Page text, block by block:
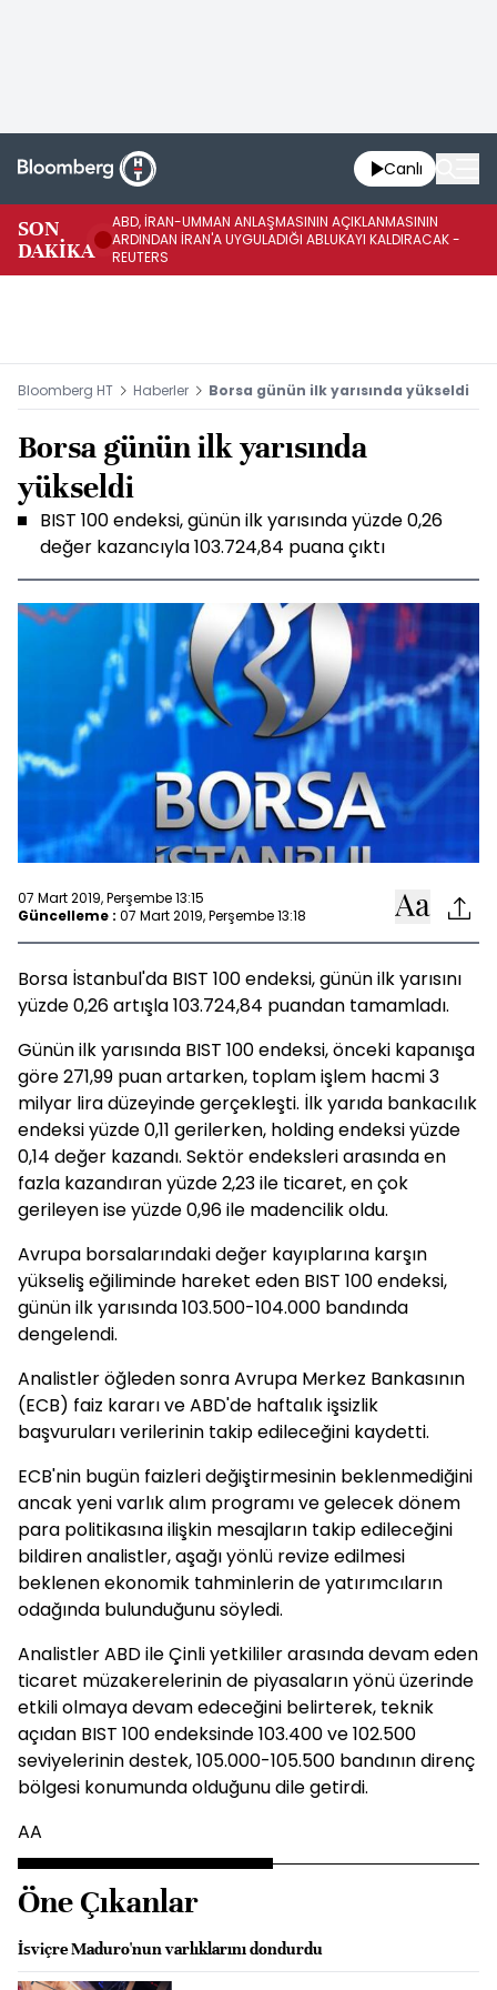
Canlı
SON
DAKİKA
ABD, İRAN-UMMAN ANLAŞMASININ AÇIKLANMASININ
ARDINDAN İRAN'A UYGULADIĞI ABLUKAYI KALDIRACAK -
REUTERS
Bloomberg HT Haberler Borsa günün ilk yarısında yükseldi
Borsa günün ilk yarısında
yükseldi
BIST 100 endeksi, günün ilk yarısında yüzde 0,26
değer kazancıyla 103.724,84 puana çıktı
07 Mart 2019, Perşembe 13:15
Güncelleme : 07 Mart 2019, Perşembe 13:18
Borsa İstanbul'da BIST 100 endeksi, günün ilk yarısını
yüzde 0,26 artışla 103.724,84 puandan tamamladı.
Günün ilk yarısında BIST 100 endeksi, önceki kapanışa
göre 271,99 puan artarken, toplam işlem hacmi 3
milyar lira düzeyinde gerçekleşti. İlk yarıda bankacılık
endeksi yüzde 0,11 gerilerken, holding endeksi yüzde
0,14 değer kazandı. Sektör endeksleri arasında en
fazla kazandıran yüzde 2,23 ile ticaret, en çok
gerileyen ise yüzde 0,96 ile madencilik oldu.
Avrupa borsalarındaki değer kayıplarına karşın
yükseliş eğiliminde hareket eden BIST 100 endeksi,
günün ilk yarısında 103.500-104.000 bandında
dengelendi.
Analistler öğleden sonra Avrupa Merkez Bankasının
(ECB) faiz kararı ve ABD'de haftalık işsizlik
başvuruları verilerinin takip edileceğini kaydetti.
ECB'nin bugün faizleri değiştirmesinin beklenmediğini
ancak yeni varlık alım programı ve gelecek dönem
para politikasına ilişkin mesajların takip edileceğini
bildiren analistler, aşağı yönlü revize edilmesi
beklenen ekonomik tahminlerin de yatırımcıların
odağında bulunduğunu söyledi.
Analistler ABD ile Çinli yetkililer arasında devam eden
ticaret müzakerelerinin de piyasaların yönü üzerinde
etkili olmaya devam edeceğini belirterek, teknik
açıdan BIST 100 endeksinde 103.400 ve 102.500
seviyelerinin destek, 105.000-105.500 bandının direnç
bölgesi konumunda olduğunu dile getirdi.
AA
Öne Çıkanlar
İsviçre Maduro'nun varlıklarını dondurdu